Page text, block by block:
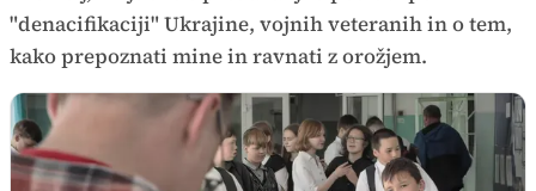
"denacifikaciji" Ukrajine, vojnih veteranih in o tem,
kako prepoznati mine in ravnati z orožjem.